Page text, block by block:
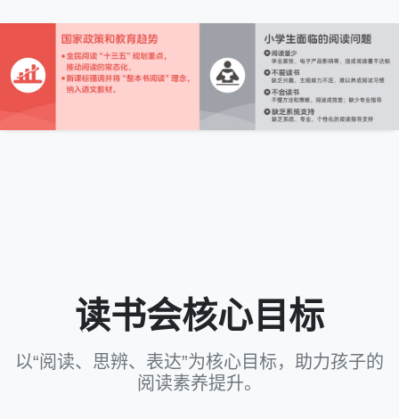
读书会核心目标
以“阅读、思辨、表达”为核心目标，助力孩子的
阅读素养提升。